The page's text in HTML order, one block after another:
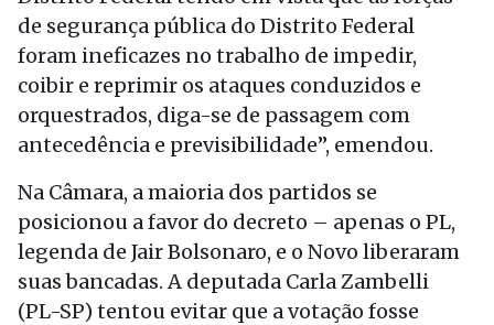
de segurança pública do Distrito Federal
foram ineficazes no trabalho de impedir,
coibir e reprimir os ataques conduzidos e
orquestrados, diga-se de passagem com
antecedência e previsibilidade”, emendou.
Na Câmara, a maioria dos partidos se
posicionou a favor do decreto – apenas o PL,
legenda de Jair Bolsonaro, e o Novo liberaram
suas bancadas. A deputada Carla Zambelli
(PL-SP) tentou evitar que a votação fosse